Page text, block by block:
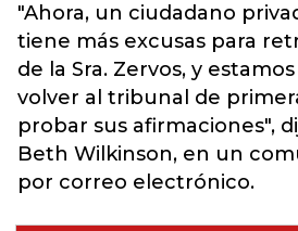
"Ahora, un ciudadano
tiene más excusas para
de la Sra. Zervos, y
volver al tribunal de
probar sus afirmaciones",
Beth Wilkinson, en un
por correo electrónico.